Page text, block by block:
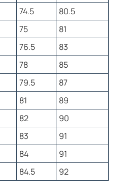
в цвет
общий дизайн. Пояс
регулируется
сочетание комфорта,
Отличный выбор для
и
размеров.
подобрать
Если есть
74.5
80.5
75
81
76.5
83
78
85
79.5
87
81
89
82
90
83
91
84
91
84.5 92